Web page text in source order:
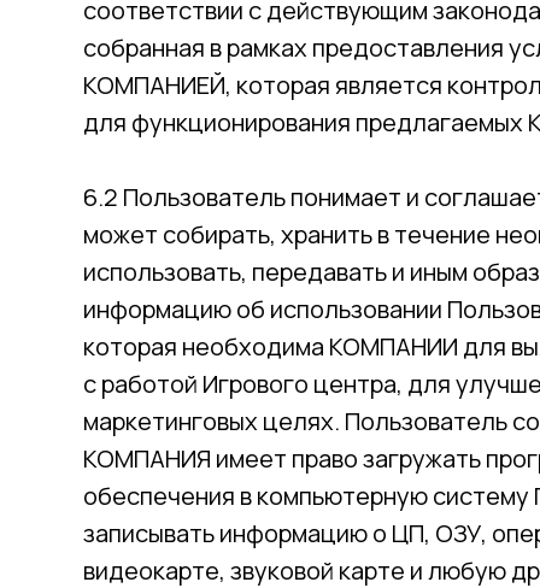
соответствии с действующим
собранная в рамках предоставления
КОМПАНИЕЙ, которая является
для функционирования
6.2 Пользователь понимает и
может собирать, хранить в течение
использовать, передавать и иным
информацию об использовании
которая необходима КОМПАНИИ для
с работой Игрового центра, для
маркетинговых целях. Пользователь
КОМПАНИЯ имеет право загружать
обеспечения в компьютерную систему
записывать информацию о ЦП, ОЗУ,
видеокарте, звуковой карте и любую